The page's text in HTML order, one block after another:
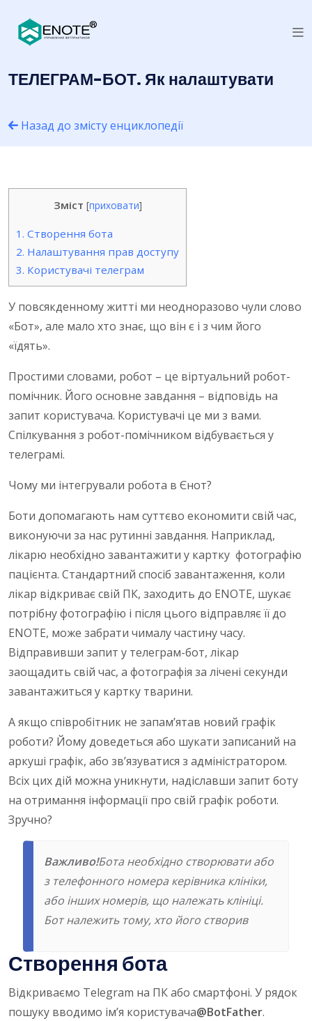
ТЕЛЕГРАМ-БОТ. Як налаштувати
Назад до змісту енциклопедії
Зміст [приховати]
1. Створення бота
2. Налаштування прав доступу
3. Користувачі телеграм
У повсякденному житті ми неодноразово чули слово
«Бот», але мало хто знає, що він є і з чим його
«їдять».
Простими словами, робот – це віртуальний робот-
помічник. Його основне завдання – відповідь на
запит користувача. Користувачі це ми з вами.
Спілкування з робот-помічником відбувається у
телеграмі.
Чому ми інтегрували робота в Єнот?
Боти допомагають нам суттєво економити свій час,
виконуючи за нас рутинні завдання. Наприклад,
лікарю необхідно завантажити у картку фотографію
пацієнта. Стандартний спосіб завантаження, коли
лікар відкриває свій ПК, заходить до ENOTE, шукає
потрібну фотографію і після цього відправляє її до
ENOTE, може забрати чималу частину часу.
Відправивши запит у телеграм-бот, лікар
заощадить свій час, а фотографія за лічені секунди
завантажиться у картку тварини.
А якщо співробітник не запам’ятав новий графік
роботи? Йому доведеться або шукати записаний на
аркуші графік, або зв’язуватися з адміністратором.
Всіх цих дій можна уникнути, надіславши запит боту
на отримання інформації про свій графік роботи.
Зручно?
Важливо!Бота необхідно створювати або
з телефонного номера керівника клініки,
або інших номерів, що належать клініці.
Бот належить тому, хто його створив
Створення бота
Відкриваємо Telegram на ПК або смартфоні. У рядок
пошуку вводимо ім’я користувача@BotFather.